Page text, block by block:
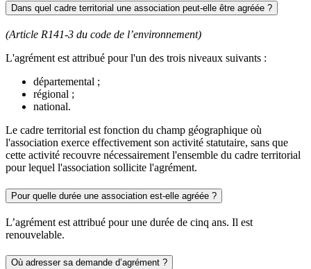
Dans quel cadre territorial une association peut-elle être agréée ?
(Article R141-3 du code de l’environnement)
L'agrément est attribué pour l'un des trois niveaux suivants :
départemental ;
régional ;
national.
Le cadre territorial est fonction du champ géographique où
l'association exerce effectivement son activité statutaire, sans que
cette activité recouvre nécessairement l'ensemble du cadre territorial
pour lequel l'association sollicite l'agrément.
Pour quelle durée une association est-elle agréée ?
L’agrément est attribué pour une durée de cinq ans. Il est
renouvelable.
Où adresser sa demande d’agrément ?